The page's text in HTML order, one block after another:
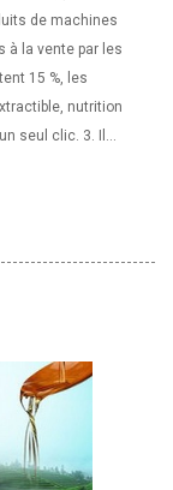
de machines
à la vente par les
15 %, les
nutrition
seul clic. 3. Il
et durable. 5. Le
sont